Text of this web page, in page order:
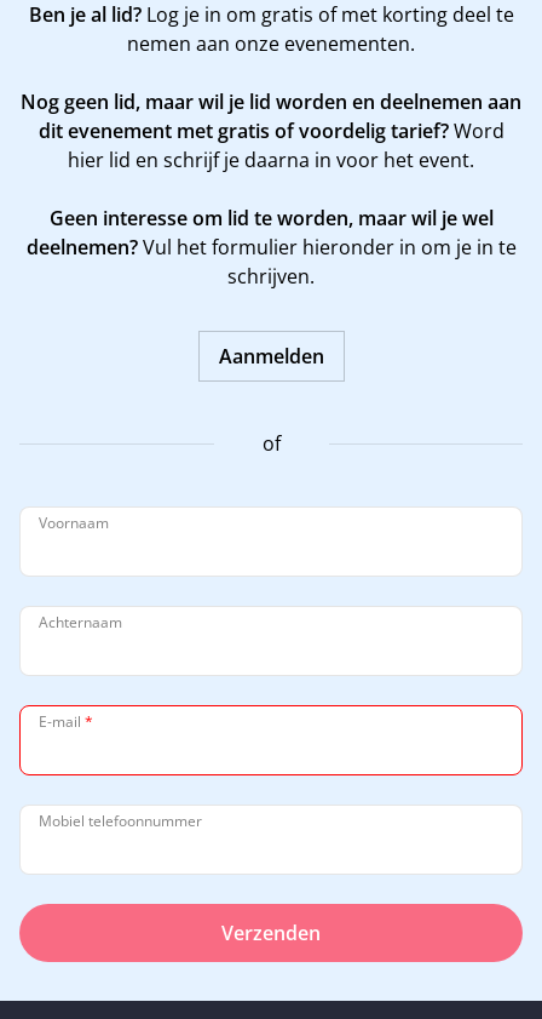
Ben je al lid?Log je in om gratis of met korting deel te
nemen aan onze evenementen.
Nog geen lid, maar wil je lid worden en deelnemen aan
dit evenement met gratis of voordelig tarief?Word
hier lid en schrijf je daarna in voor het event.
Geen interesse om lid te worden, maar wil je wel
deelnemen?Vul het formulier hieronder in om je in te
schrijven.
Aanmelden
of
Voornaam
Achternaam
E-mail *
Mobiel telefoonnummer
Verzenden